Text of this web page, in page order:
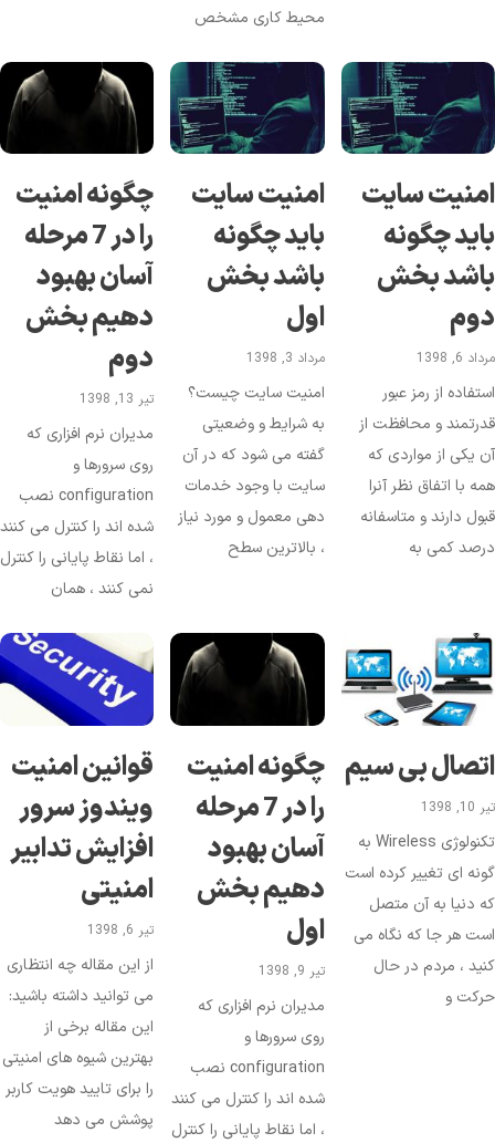
محیط کاری مشخص
سایت
چگونه
بخش
6, 1398
از رمز عبور
و محافظت از
یکی از مواردی که
با اتفاق نظر آنرا
دارند و متاسفانه
کمی به
امنیت سایت
باید چگونه
باشد بخش
اول
مرداد 3, 1398
امنیت سایت چیست؟
به شرایط و وضعیتی
گفته می شود که در آن
سایت با وجود خدمات
دهی معمول و مورد نیاز
، بالاترین سطح
چگونه امنیت
را در 7 مرحله
آسان بهبود
دهیم بخش
دوم
تیر 13, 1398
مدیران نرم افزاری که
روی سرورها و
configuration نصب
شده اند را کنترل می کنند
، اما نقاط پایانی را کنترل
نمی کنند ، همان
بی‌ سیم
1398
تکنولوژی Wireless به
ای تغییر کرده است
دنیا به آن متصل
هر جا که نگاه می
، مردم در حال
و
چگونه امنیت
را در 7 مرحله
آسان بهبود
دهیم بخش
اول
تیر 9, 1398
مدیران نرم افزاری که
روی سرورها و
configuration نصب
شده اند را کنترل می کنند
، اما نقاط پایانی را کنترل
قوانین امنیت
ویندوز سرور
افزایش تدابیر
امنیتی
تیر 6, 1398
از این مقاله چه انتظاری
می توانید داشته باشید:
این مقاله برخی از
بهترین شیوه های امنیتی
را برای تایید هویت کاربر
پوشش می دهد